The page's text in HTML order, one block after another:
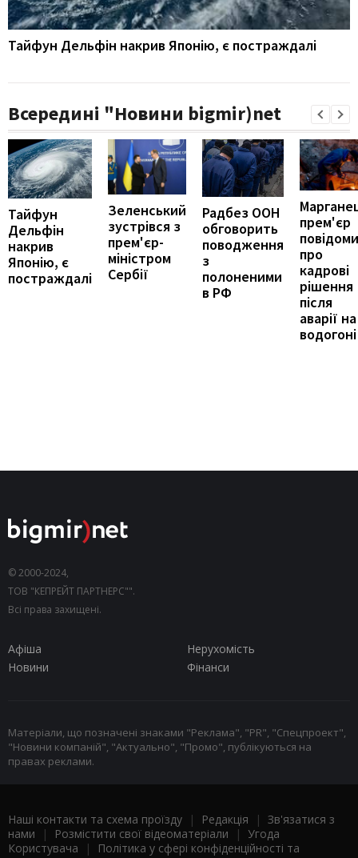
Тайфун Дельфін накрив Японію, є постраждалі
Всередині "Новини bigmir)net
Тайфун
Дельфін
накрив
Японію, є
постраждалі
Зеленський
зустрівся з
прем'єр-
міністром
Сербії
Радбез ООН
обговорить
поводження
з
полоненими
в РФ
прем'єр
про
кадрові
рішення
після
аварії на
водогоні
© 2000-2024,
ТОВ "КЕПРЕЙТ ПАРТНЕРС"".
Всі права захищені.
Афіша
Нерухомість
Новини
Фінанси
Матеріали, що позначені знаками "Реклама", "PR", "Спецпроект",
"Новини компаній", "Актуально", "Промо", публікуються на
правах реклами.
Наші контакти та схема проїзду | Редакція | Зв'язатися з
нами | Розмістити свої відеоматеріали | Угода
Користувача |
Політика у сфері конфіденційності та